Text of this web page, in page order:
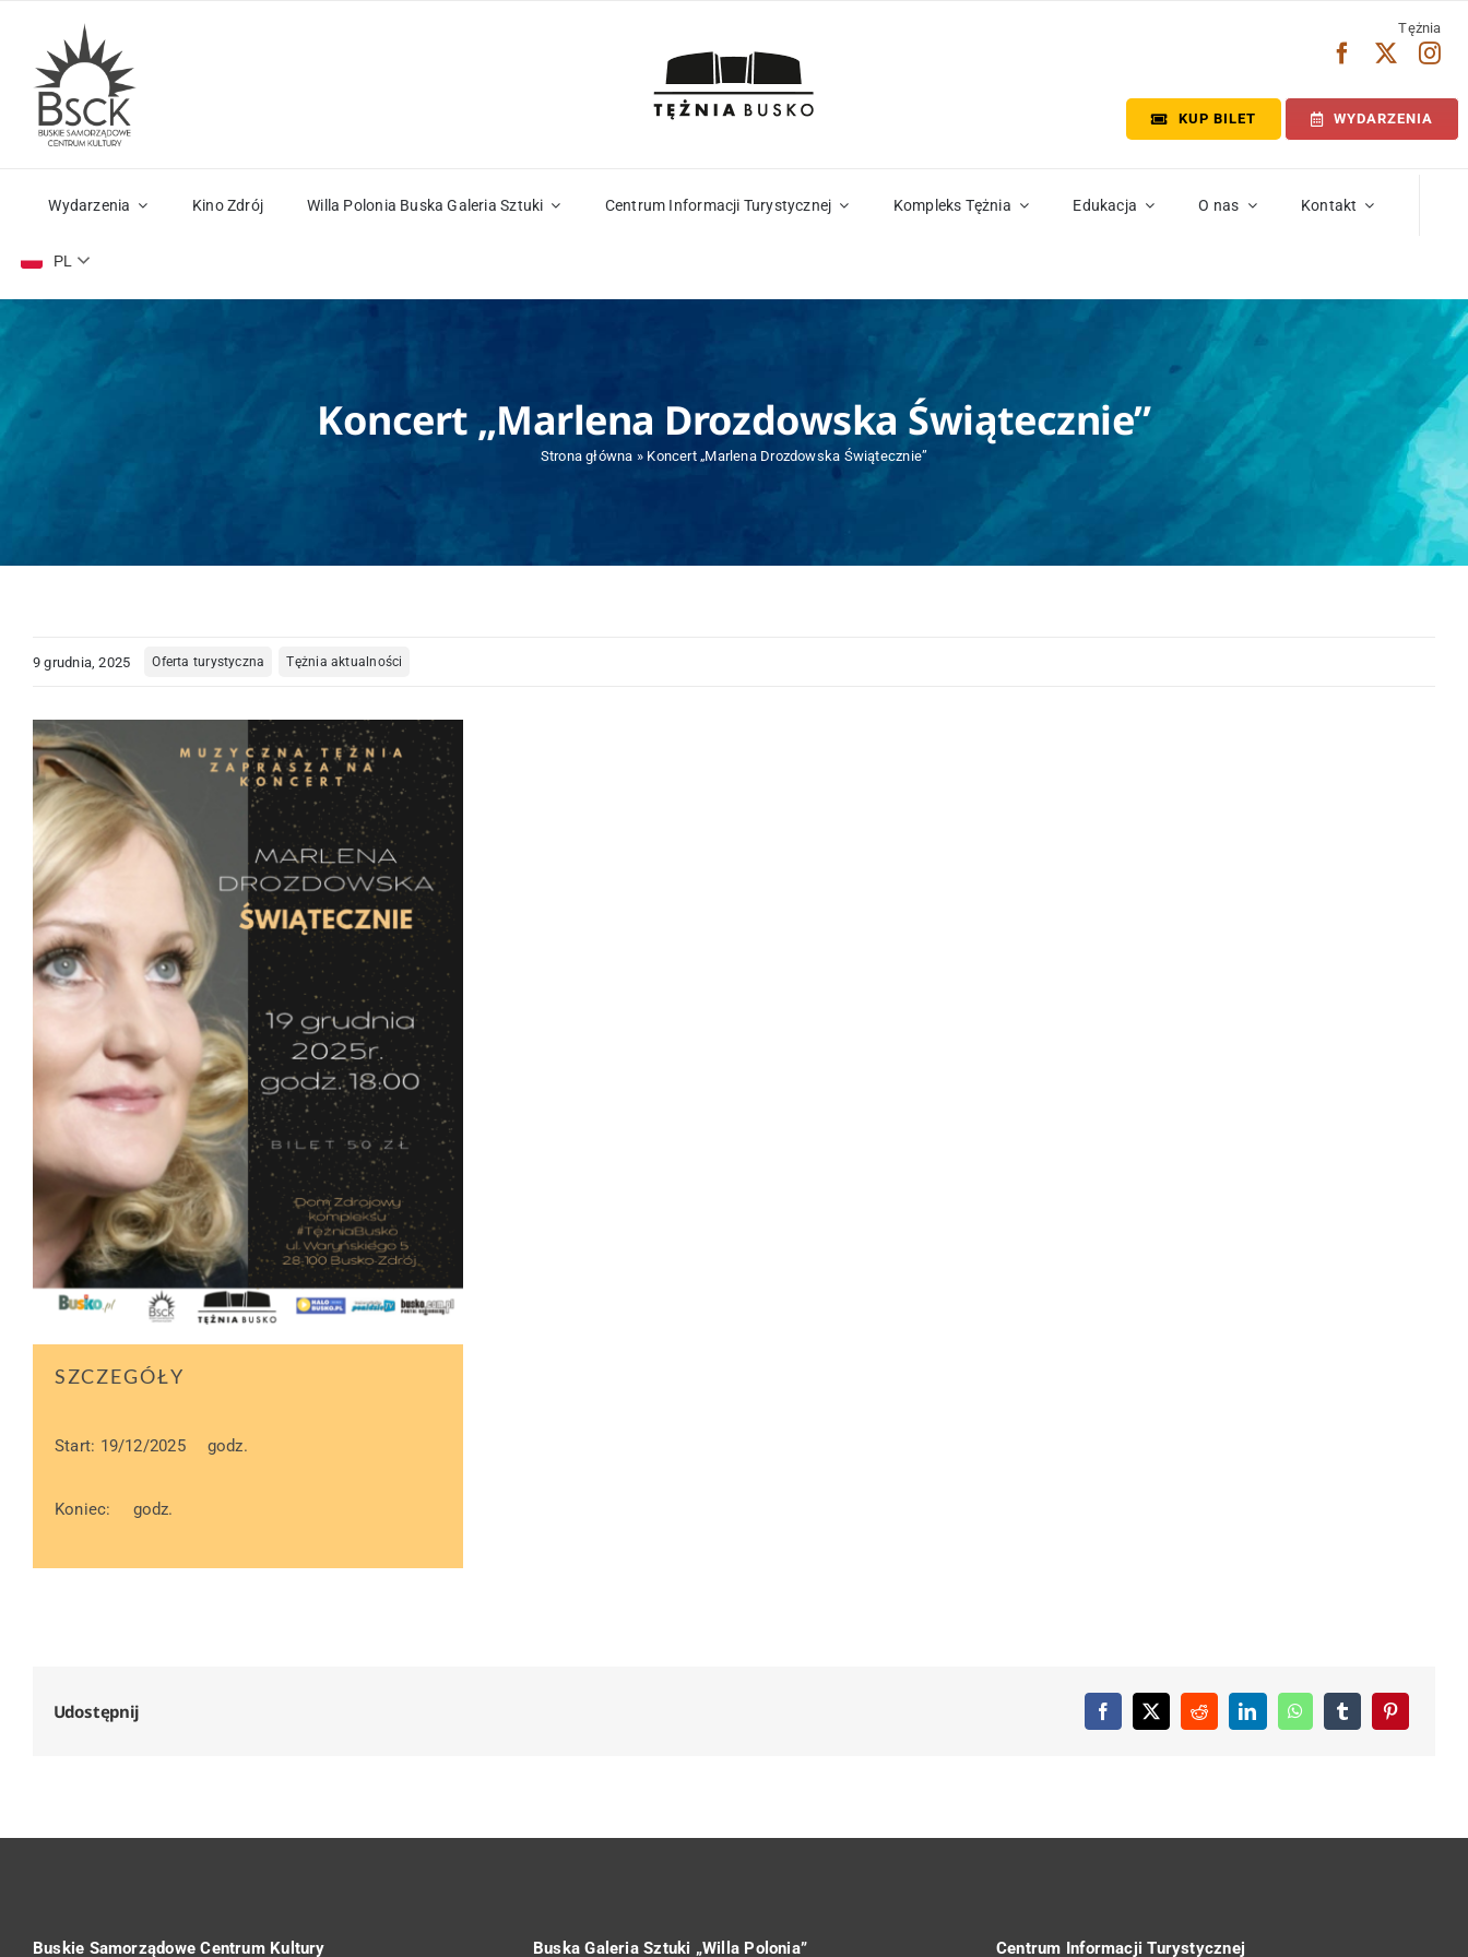
zawartości
Tężnia
KUP BILET WYDARZENIA
Wydarzenia Kino Zdrój Willa Polonia Buska Galeria Sztuki Centrum Informacji Turystycznej Kompleks Tężnia Edukacja O nas Kontakt
PL
Koncert „Marlena Drozdowska Świątecznie”
Strona główna » Koncert „Marlena Drozdowska Świątecznie”
9 grudnia, 2025 Oferta turystyczna Tężnia aktualności
SZCZEGÓŁY
Start: 19/12/2025 godz.
Koniec: godz.
Udostępnij
Buskie Samorządowe Centrum Kultury Buska Galeria Sztuki „Willa Polonia” Centrum Informacji Turystycznej